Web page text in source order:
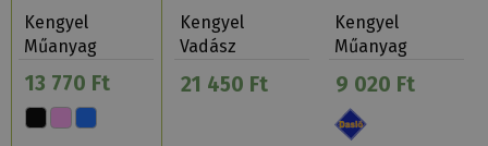
Kengyel
Műanyag
13 770 Ft
Kengyel
Vadász
Betéttel
21 450 Ft
Kengyel
Műanyag
9 020 Ft